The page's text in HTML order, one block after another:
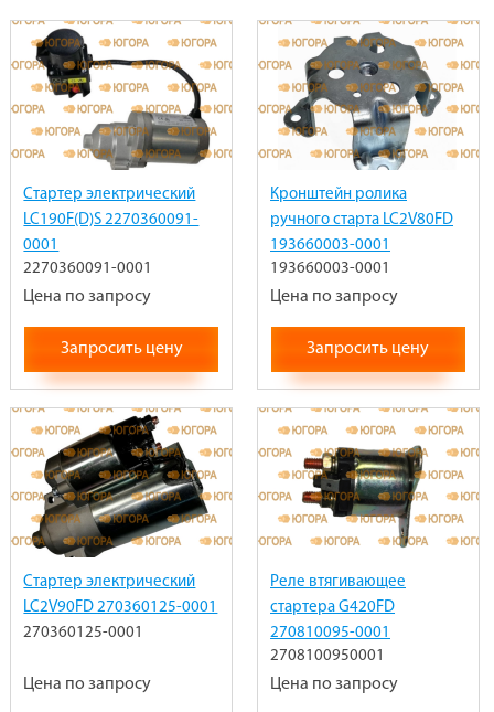
Стартер электрический
LC190F(D)S 2270360091-
0001
2270360091-0001
Цена по запросу
Запросить цену
Кронштейн ролика
ручного старта LC2V80FD
193660003-0001
193660003-0001
Цена по запросу
Запросить цену
Стартер электрический
LC2V90FD 270360125-0001
270360125-0001
Цена по запросу
Реле втягивающее
стартера G420FD
270810095-0001
2708100950001
Цена по запросу